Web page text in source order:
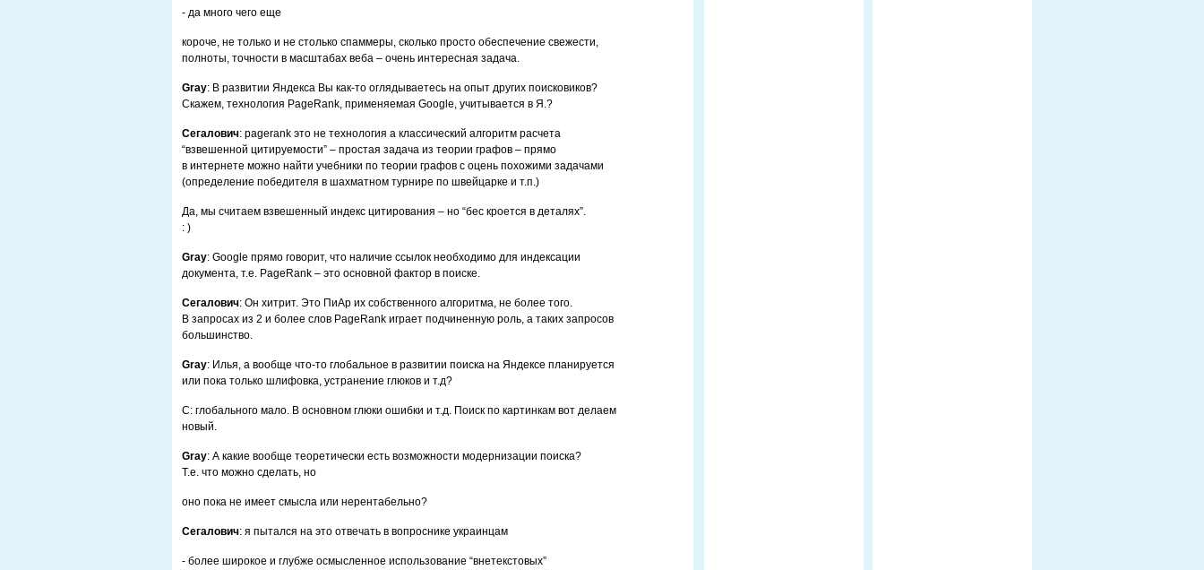
- да много чего еще
короче, не только и не столько спаммеры, сколько просто обеспечение свежести,
полноты, точности в масштабах веба – очень интересная задача.
Gray: В развитии Яндекса Вы как-то оглядываетесь на опыт других поисковиков?
Скажем, технология PageRank, применяемая Google, учитывается в Я.?
Сегалович: pagerank это не технология а классический алгоритм расчета
“взвешенной цитируемости” – простая задача из теории графов – прямо
в интернете можно найти учебники по теории графов с оцень похожими задачами
(определение победителя в шахматном турнире по швейцарке и т.п.)
Да, мы считаем взвешенный индекс цитирования – но “бес кроется в деталях”.
: )
Gray: Google прямо говорит, что наличие ссылок необходимо для индексации
документа, т.е. PageRank – это основной фактор в поиске.
Сегалович: Он хитрит. Это ПиАр их собственного алгоритма, не более того.
В запросах из 2 и более слов PageRank играет подчиненную роль, а таких запросов
большинство.
Gray: Илья, а вообще что-то глобальное в развитии поиска на Яндексе планируется
или пока только шлифовка, устранение глюков и т.д?
C: глобального мало. В основном глюки ошибки и т.д. Поиск по картинкам вот делаем
новый.
Gray: А какие вообще теоретически есть возможности модернизации поиска?
Т.е. что можно сделать, но
оно пока не имеет смысла или нерентабельно?
Сегалович: я пытался на это отвечать в вопроснике украинцам
- более широкое и глубже осмысленное использование “внетекстовых”